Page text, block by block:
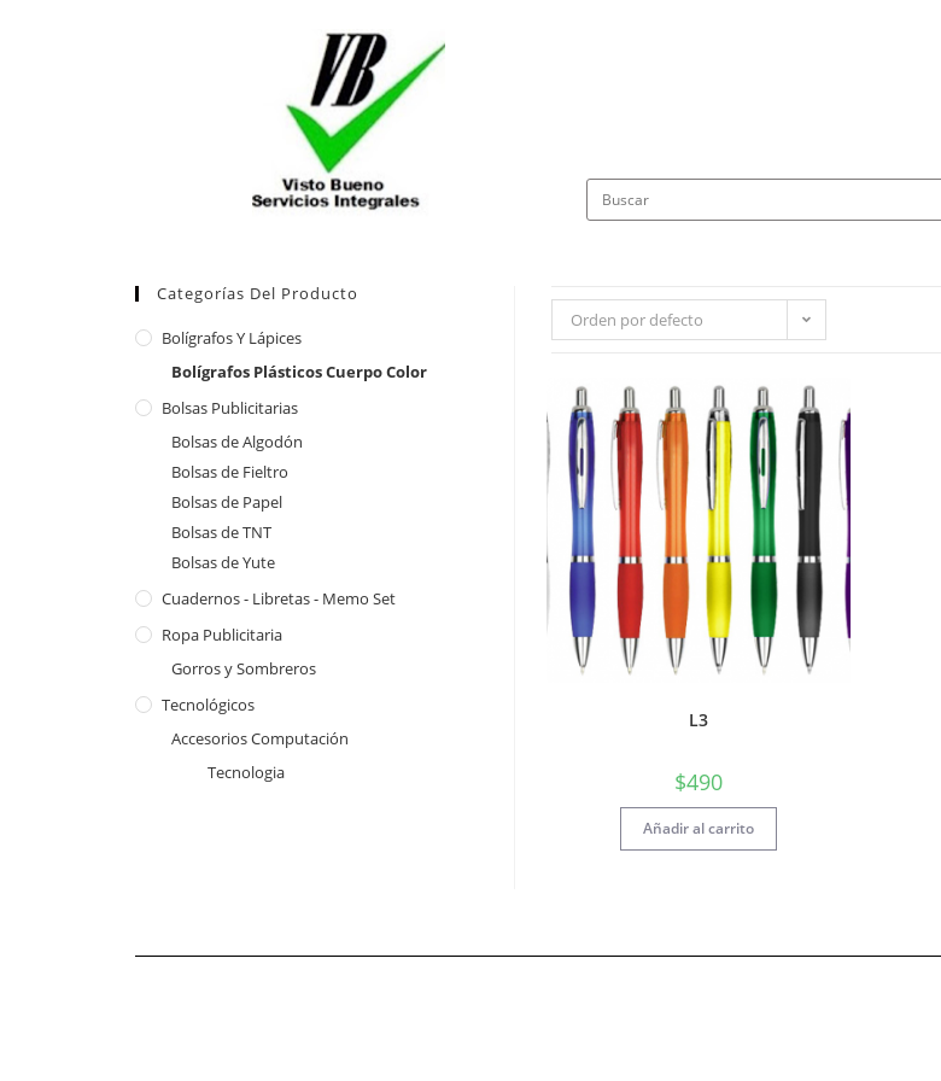
Categorías Del Producto
Bolígrafos Y Lápices
Bolígrafos Plásticos Cuerpo Color
Bolsas Publicitarias
Bolsas de Algodón
Bolsas de Fieltro
Bolsas de Papel
Bolsas de TNT
Bolsas de Yute
Cuadernos - Libretas - Memo Set
Ropa Publicitaria
Gorros y Sombreros
Tecnológicos
Accesorios Computación
Tecnologia
Orden por defecto
L3
$490
Añadir al carrito